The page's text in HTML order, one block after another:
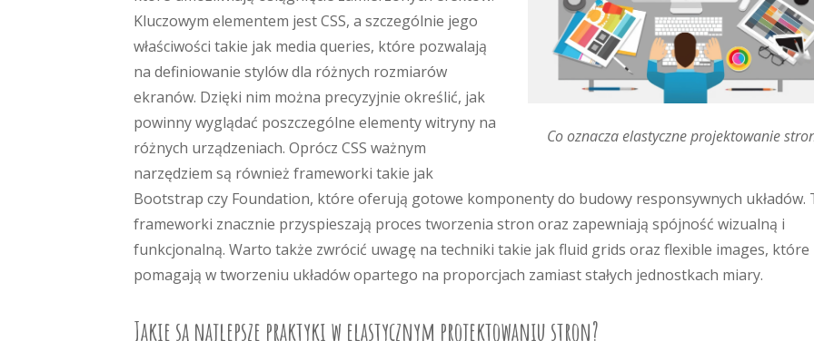
Co oznacza elastyczne projektowanie
Kluczowym elementem jest CSS, a szczególnie jego
właściwości takie jak media queries, które pozwalają
na definiowanie stylów dla różnych rozmiarów
ekranów. Dzięki nim można precyzyjnie określić, jak
powinny wyglądać poszczególne elementy witryny na
różnych urządzeniach. Oprócz CSS ważnym
narzędziem są również frameworki takie jak
Bootstrap czy Foundation, które oferują gotowe komponenty do budowy responsywnych układów.
frameworki znacznie przyspieszają proces tworzenia stron oraz zapewniają spójność wizualną i
funkcjonalną. Warto także zwrócić uwagę na techniki takie jak fluid grids oraz flexible images, które
pomagają w tworzeniu układów opartego na proporcjach zamiast stałych jednostkach miary.
Jakie są najlepsze praktyki w elastycznym projektowaniu stron?